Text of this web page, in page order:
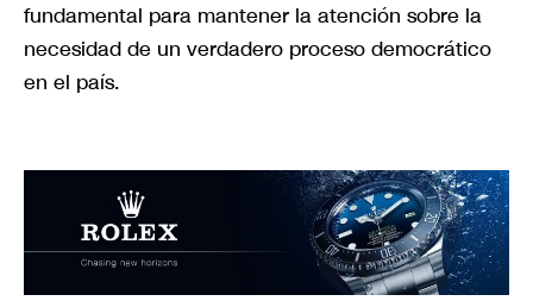
fundamental para mantener la atención sobre la
necesidad de un verdadero proceso democrático
en el país.